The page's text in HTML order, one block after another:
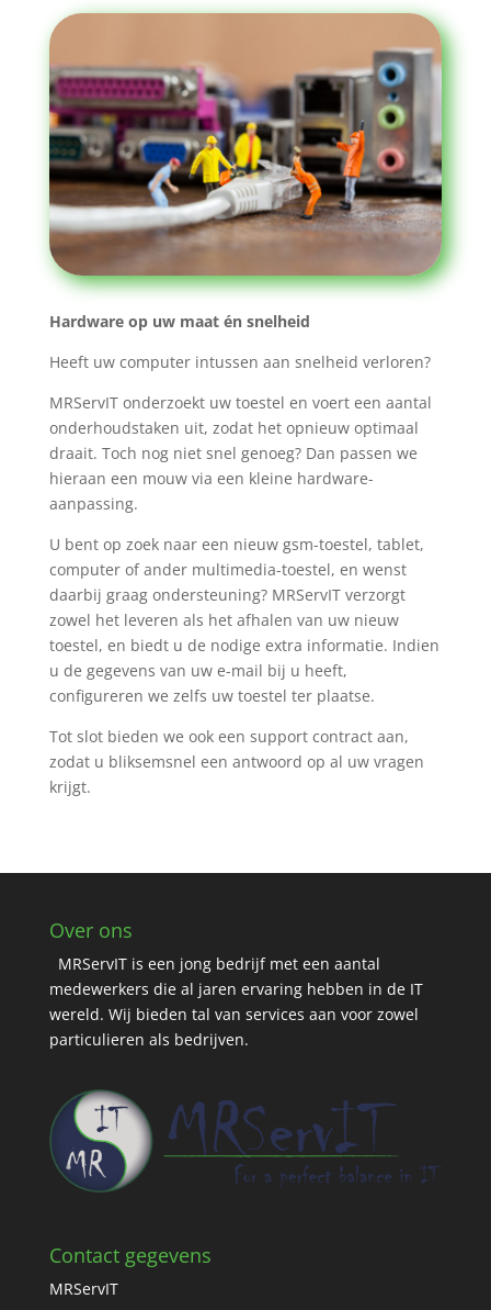
Hardware op uw maat én snelheid
Heeft uw computer intussen aan snelheid verloren?
MRServIT onderzoekt uw toestel en voert een aantal
onderhoudstaken uit, zodat het opnieuw optimaal
draait. Toch nog niet snel genoeg? Dan passen we
hieraan een mouw via een kleine hardware-
aanpassing.
U bent op zoek naar een nieuw gsm-toestel, tablet,
computer of ander multimedia-toestel, en wenst
daarbij graag ondersteuning? MRServIT verzorgt
zowel het leveren als het afhalen van uw nieuw
toestel, en biedt u de nodige extra informatie. Indien
u de gegevens van uw e-mail bij u heeft,
configureren we zelfs uw toestel ter plaatse.
Tot slot bieden we ook een support contract aan,
zodat u bliksemsnel een antwoord op al uw vragen
krijgt.
Over ons
MRServIT is een jong bedrijf met een aantal
medewerkers die al jaren ervaring hebben in de IT
wereld. Wij bieden tal van services aan voor zowel
particulieren als bedrijven.
Contact gegevens
MRServIT